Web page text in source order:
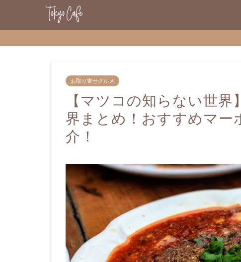
お取り寄せグルメ
【マツコの知らない世
界まとめ！おすすめマー
介！